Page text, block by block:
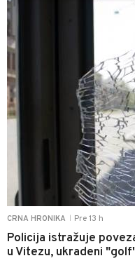
CRNA HRONIKA Pre 13 h
Policija istražuje
u Vitezu, ukradeni